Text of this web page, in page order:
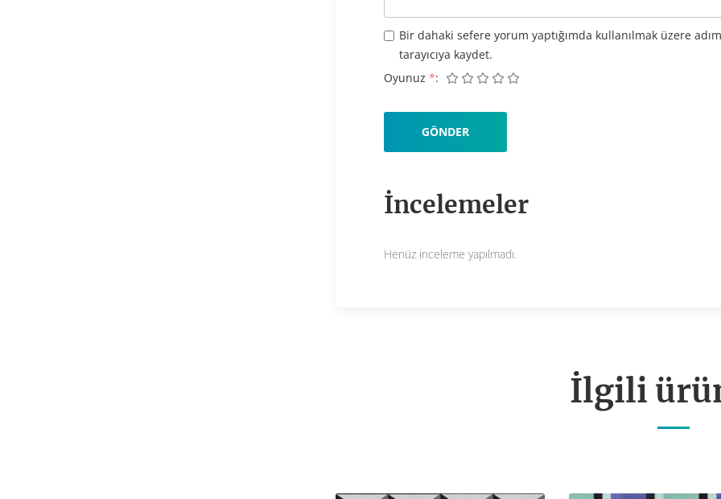
İncelemeler
Henüz inceleme yapılmadı.
Oyunuz *
Bir dahaki sefere yorum yaptığımda kullanılmak üzere
tarayıcıya kaydet.
İlgili